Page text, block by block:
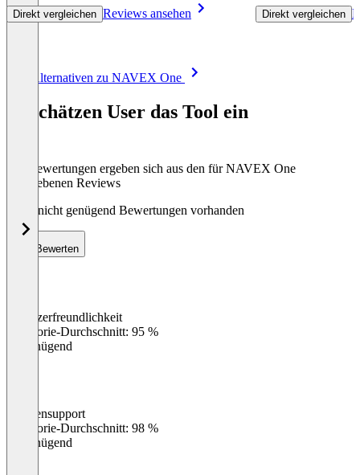
Direkt vergleichen Reviews ansehen Direkt vergleichen
Alle Alternativen zu NAVEX One
So schätzen User das Tool ein
Die Bewertungen ergeben sich aus den für NAVEX One
abgegebenen Reviews
Noch nicht genügend Bewertungen vorhanden
Bewerten
Benutzerfreundlichkeit
Kategorie-Durchschnitt: 95 %
Ungenügend
Kundensupport
Kategorie-Durchschnitt: 98 %
Ungenügend